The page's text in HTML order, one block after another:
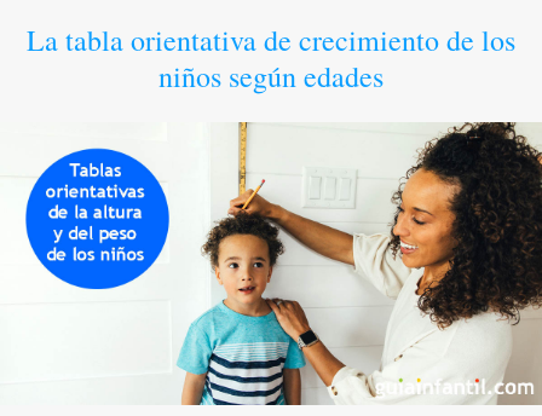
La tabla orientativa de crecimiento de los
niños según edades